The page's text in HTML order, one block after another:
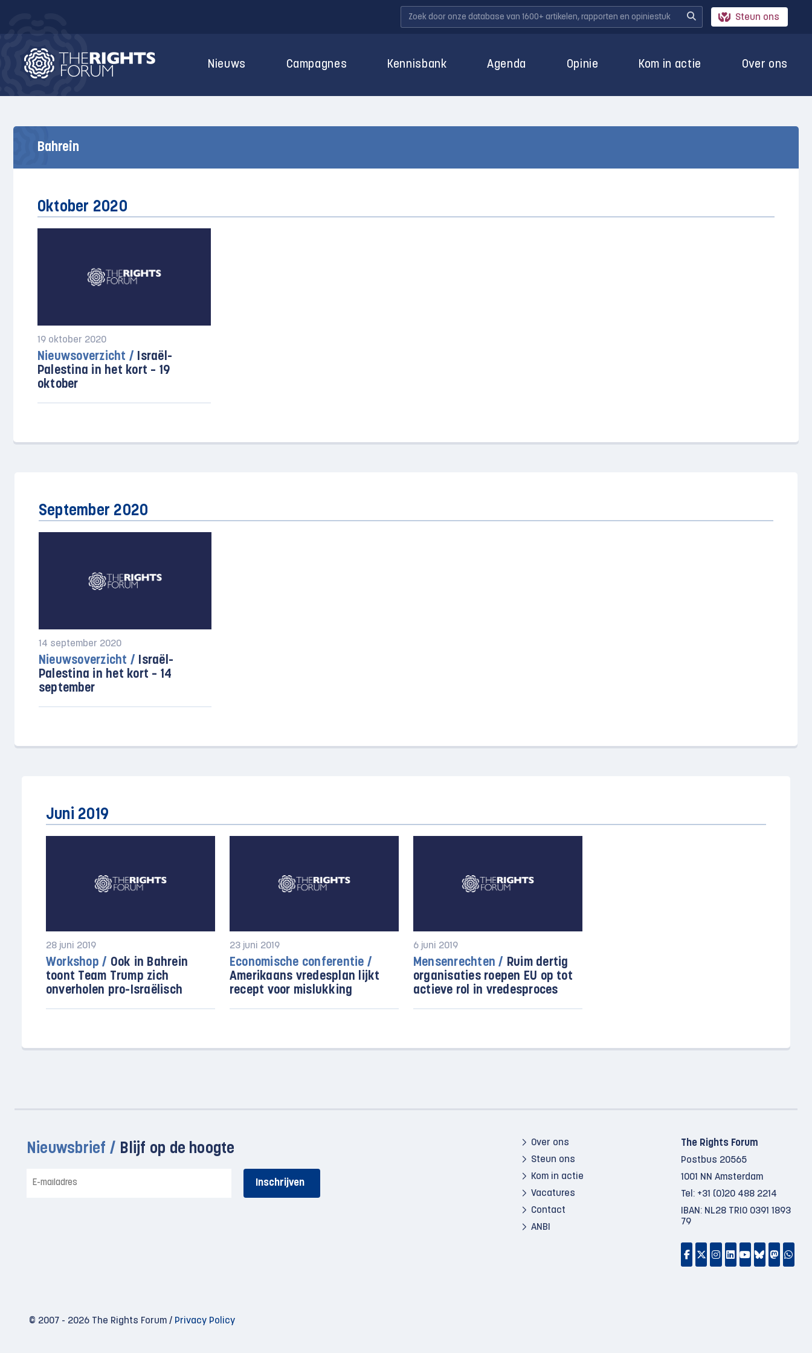
Steun ons
Nieuws Campagnes Kennisbank Agenda Opinie Kom in actie Over ons
Bahrein
Oktober 2020
19 oktober 2020
Nieuwsoverzicht / Israël-
Palestina in het kort – 19
oktober
September 2020
14 september 2020
Nieuwsoverzicht / Israël-
Palestina in het kort – 14
september
Juni 2019
28 juni 2019
Workshop / Ook in Bahrein
toont Team Trump zich
onverholen pro-Israëlisch
23 juni 2019
Economische conferentie /
Amerikaans vredesplan lijkt
recept voor mislukking
6 juni 2019
Mensenrechten / Ruim dertig
organisaties roepen EU op tot
actieve rol in vredesproces
Nieuwsbrief / Blijf op de hoogte
mailadres
Over ons
Steun ons
Kom in actie
Vacatures
Contact
ANBI
The Rights Forum
Postbus 20565
1001 NN Amsterdam
Tel: +31 (0)20 488 2214
IBAN: NL28 TRIO 0391 1893
79
© 2007 - 2026 The Rights Forum / Privacy Policy